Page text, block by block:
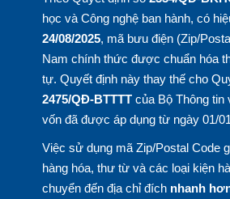
học và Công nghệ ban hành, có
24/08/2025, mã bưu điện (Zip/
Nam chính thức được chuẩn hóa
tự. Quyết định này thay thế cho
2475/QĐ-BTTTTcủa Bộ Thông tin
vốn đã được áp dụng từ ngày 01/
Việc sử dụng mã Zip/Postal Code
hàng hóa, thư từ và các loại kiện
chuyển đến địa chỉ đích nhanh